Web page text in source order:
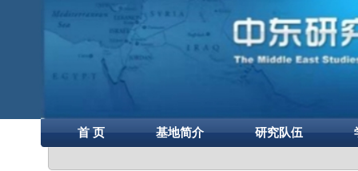
首 页 基地简介 研究队伍